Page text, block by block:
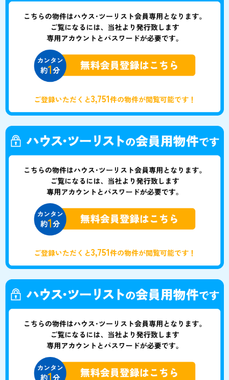
ご登録いただくと3,751件の物件が閲覧可能です！
ご登録いただくと3,751件の物件が閲覧可能です！